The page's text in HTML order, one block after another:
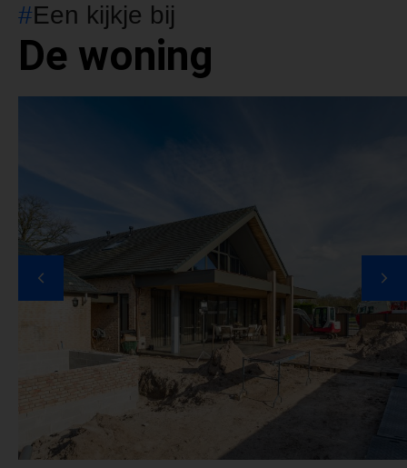
#Een kijkje bij
De woning